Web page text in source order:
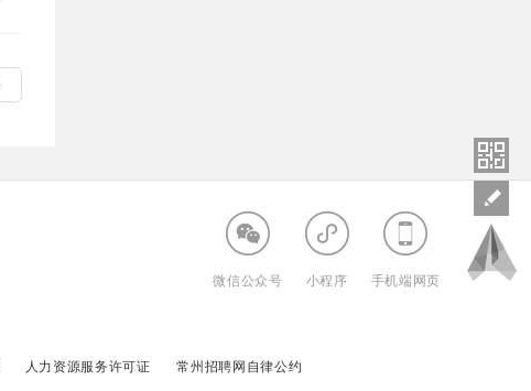
微信公众号 小程序 手机端网页
人力资源服务许可证
常州招聘网自律公约